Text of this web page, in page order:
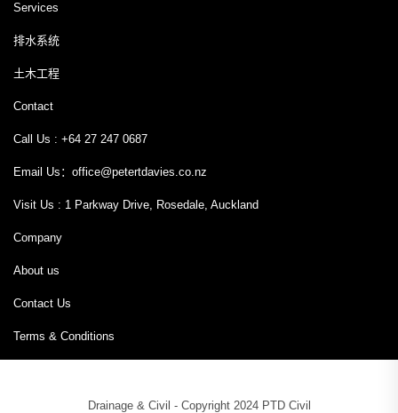
Services
排水系统
土木工程
Contact
Call Us : +64 27 247 0687
Email Us： office@petertdavies.co.nz
Visit Us : 1 Parkway Drive, Rosedale, Auckland
Company
About us
Contact Us
Terms & Conditions
Drainage & Civil - Copyright 2024 PTD Civil